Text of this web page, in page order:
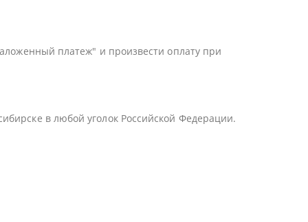
платеж" и произвести оплату при
в любой уголок Российской Федерации.